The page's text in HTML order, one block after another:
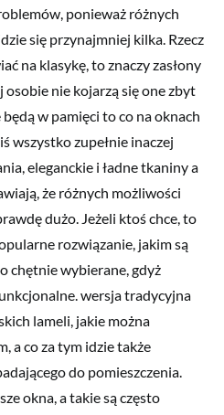
ponieważ różnych
się przynajmniej kilka. Rzecz
na klasykę, to znaczy zasłony
nie kojarzą się one zbyt
w pamięci to co na oknach
wszystko zupełnie inaczej
eleganckie i ładne tkaniny a
że różnych możliwości
dużo. Jeżeli ktoś chce, to
rozwiązanie, jakim są
chętnie wybierane, gdyż
wersja tradycyjna
lameli, jakie można
a co za tym idzie także
do pomieszczenia.
okna, a takie są często